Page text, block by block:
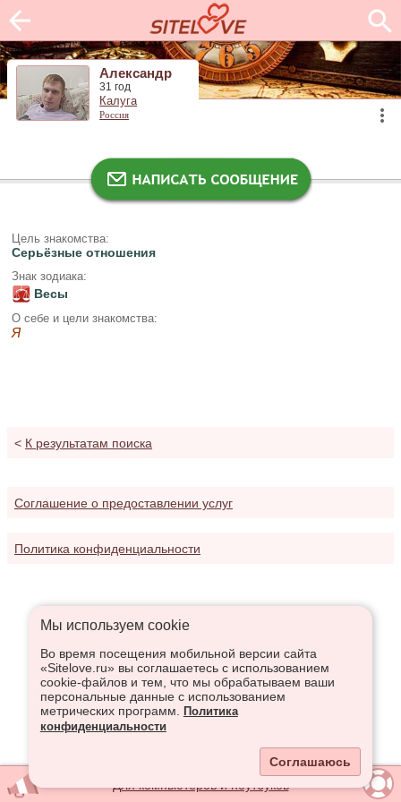
Александр
31 год
Калуга
Россия
Цель знакомства:
Серьёзные отношения
Знак зодиака:
Весы
О себе и цели знакомства:
Я
< К результатам поиска
Соглашение о предоставлении услуг
Политика конфиденциальности
Мы используем сookie
Во время посещения мобильной версии сайта
«Sitelove.ru» вы соглашаетесь с использованием
cookie-файлов и тем, что мы обрабатываем ваши
персональные данные с использованием
метрических программ.
Политика
конфиденциальности
Соглашаюсь
Для компьютеров и ноутбуков